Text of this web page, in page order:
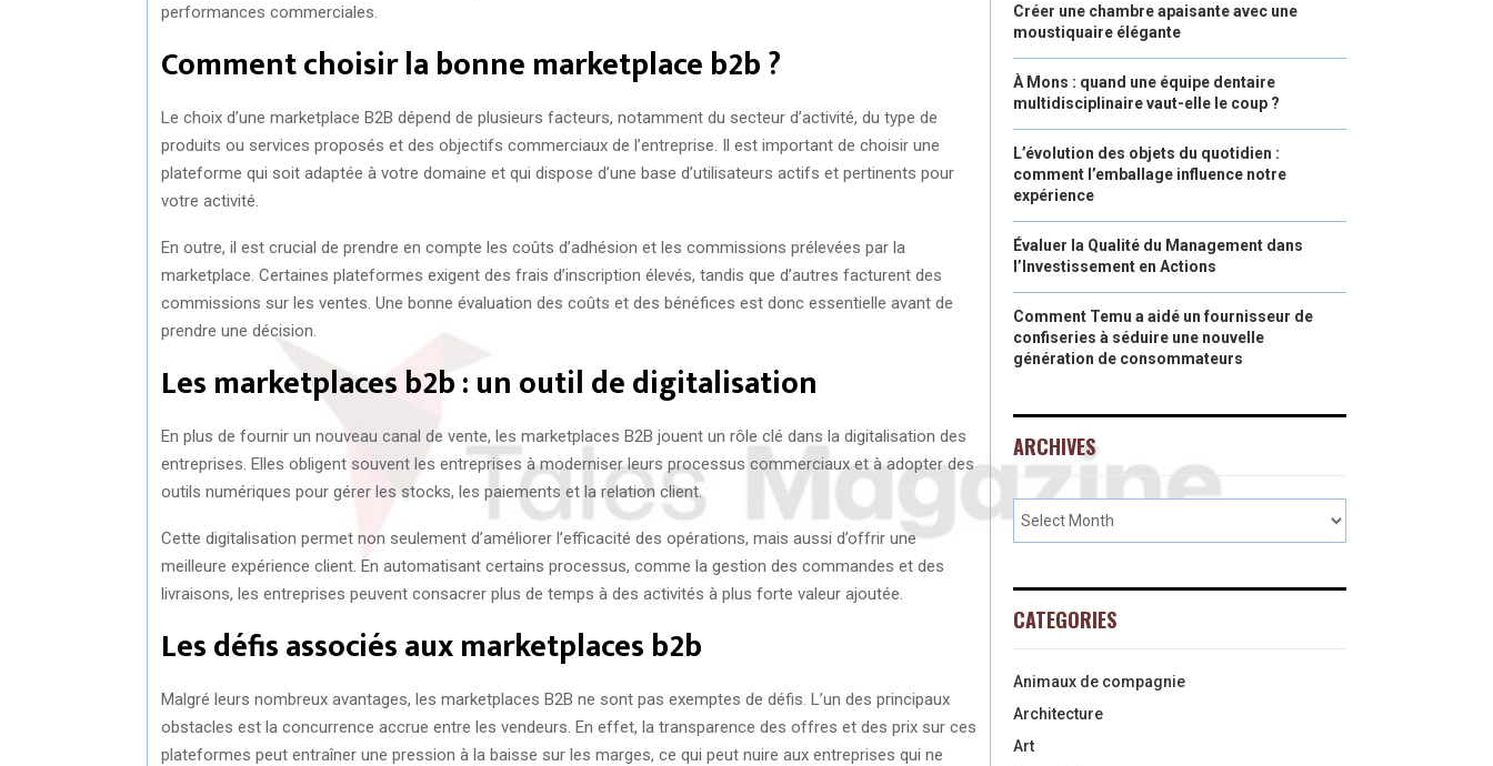
performances commerciales.
Comment choisir la bonne marketplace b2b ?
Le choix d’une marketplace B2B dépend de plusieurs facteurs, notamment du secteur d’activité, du type de
produits ou services proposés et des objectifs commerciaux de l’entreprise. Il est important de choisir une
plateforme qui soit adaptée à votre domaine et qui dispose d’une base d’utilisateurs actifs et pertinents pour
votre activité.
En outre, il est crucial de prendre en compte les coûts d’adhésion et les commissions prélevées par la
marketplace. Certaines plateformes exigent des frais d’inscription élevés, tandis que d’autres facturent des
commissions sur les ventes. Une bonne évaluation des coûts et des bénéfices est donc essentielle avant de
prendre une décision.
Les marketplaces b2b : un outil de digitalisation
En plus de fournir un nouveau canal de vente, les marketplaces B2B jouent un rôle clé dans la digitalisation des
entreprises. Elles obligent souvent les entreprises à moderniser leurs processus commerciaux et à adopter des
outils numériques pour gérer les stocks, les paiements et la relation client.
Cette digitalisation permet non seulement d’améliorer l’efficacité des opérations, mais aussi d’offrir une
meilleure expérience client. En automatisant certains processus, comme la gestion des commandes et des
livraisons, les entreprises peuvent consacrer plus de temps à des activités à plus forte valeur ajoutée.
Les défis associés aux marketplaces b2b
Malgré leurs nombreux avantages, les marketplaces B2B ne sont pas exemptes de défis. L’un des principaux
obstacles est la concurrence accrue entre les vendeurs. En effet, la transparence des offres et des prix sur ces
plateformes peut entraîner une pression à la baisse sur les marges, ce qui peut nuire aux entreprises qui ne
Créer une chambre apaisante avec une
moustiquaire élégante
À Mons : quand une équipe dentaire
multidisciplinaire vaut-elle le coup ?
L’évolution des objets du quotidien :
comment l’emballage influence notre
expérience
Évaluer la Qualité du Management dans
l’Investissement en Actions
Comment Temu a aidé un fournisseur de
confiseries à séduire une nouvelle
génération de consommateurs
ARCHIVES
CATEGORIES
Animaux de compagnie
Architecture
Art